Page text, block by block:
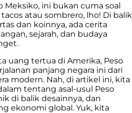
Meksiko, ini bukan cuma soal
atau sombrero, lho! Di balik
dan koinnya, ada cerita
sejarah, dan budaya
uang tertua di Amerika, Peso
panjang negara ini dari
modern. Nah, di artikel ini, kita
tentang asal-usul Peso
di balik desainnya, dan
ekonomi global. Yuk, kita